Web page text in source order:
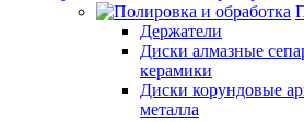
Держатели
Диски алмазные
керамики
Диски корундовые
металла